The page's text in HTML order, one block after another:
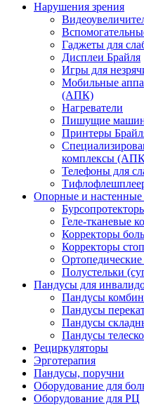
Нарушения зрения
Гаджеты для
Дисплеи Брайля
Игры для
Мобильные
(АПК)
Нагреватели
Пишущие
Принтеры
комплексы
Телефоны для
Опорные и настенные
Геле-тканевые
Корректоры
Корректоры
Ортопедические
Полустельки
Пандусы для
Пандусы
Пандусы
Пандусы
Пандусы
Рециркуляторы
Эрготерапия
Пандусы, поручни
Оборудование для
Оборудование для РЦ